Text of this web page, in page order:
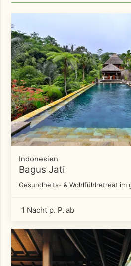
Indonesien
Bagus Jati
Gesundheits- & Wohlfühlretreat im
1 Nacht p. P. ab